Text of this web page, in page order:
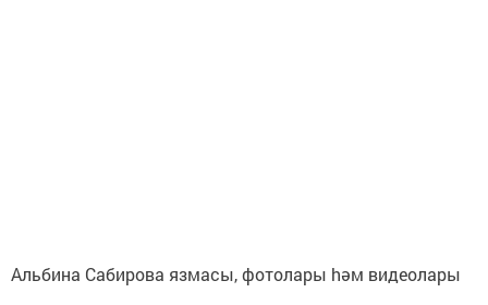
Альбина Сабирова язмасы, фотолары hәм видеолары